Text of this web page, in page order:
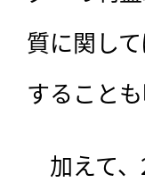
質に関し
することも
加えて、